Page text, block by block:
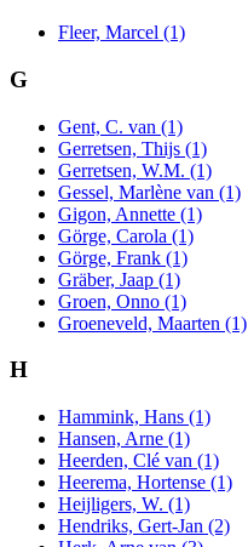
Fleer, Marcel (1)
G
Gent, C. van (1)
Gerretsen, Thijs (1)
Gerretsen, W.M. (1)
Gessel, Marlène van (1)
Gigon, Annette (1)
Görge, Carola (1)
Görge, Frank (1)
Gräber, Jaap (1)
Groen, Onno (1)
Groeneveld, Maarten (1)
H
Hammink, Hans (1)
Hansen, Arne (1)
Heerden, Clé van (1)
Heerema, Hortense (1)
Heijligers, W. (1)
Hendriks, Gert-Jan (2)